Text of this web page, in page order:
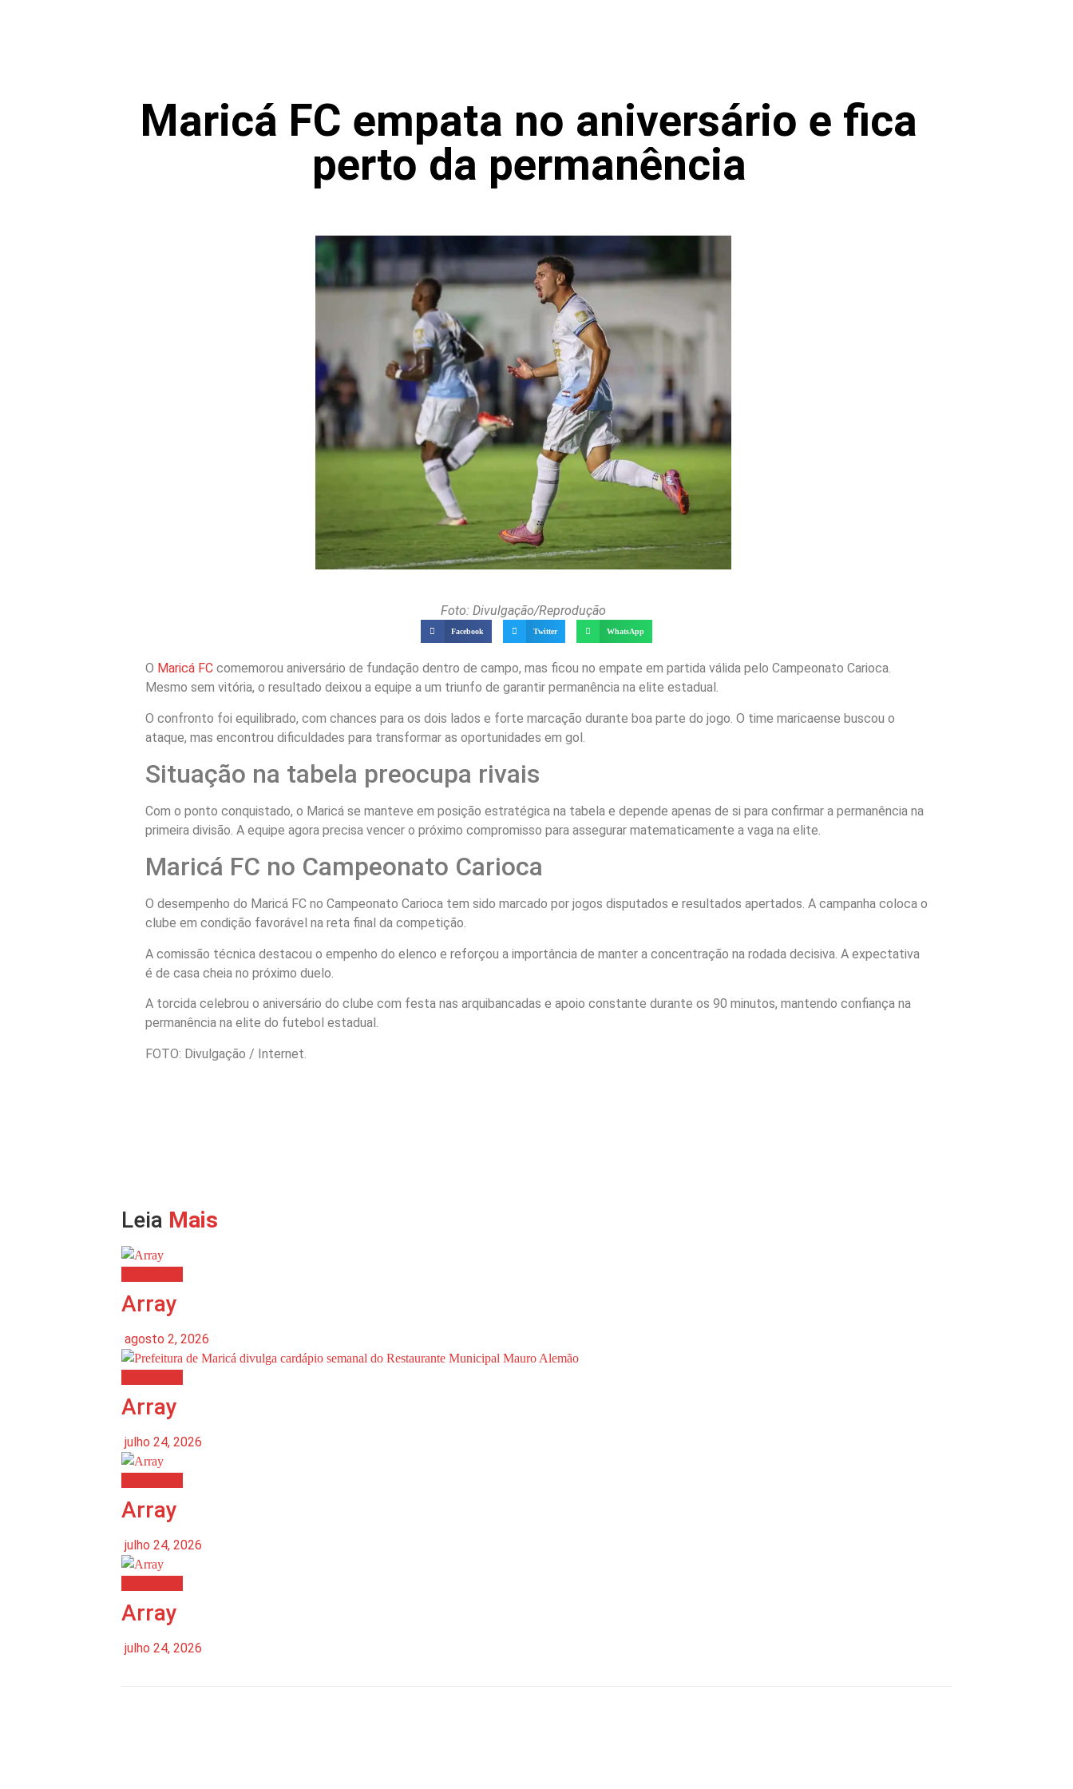
Maricá FC empata no aniversário e fica
perto da permanência
Foto: Divulgação/Reprodução
Facebook Twitter WhatsApp
O Maricá FC comemorou aniversário de fundação dentro de campo, mas ficou no empate em partida válida pelo Campeonato Carioca.
Mesmo sem vitória, o resultado deixou a equipe a um triunfo de garantir permanência na elite estadual.
O confronto foi equilibrado, com chances para os dois lados e forte marcação durante boa parte do jogo. O time maricaense buscou o
ataque, mas encontrou dificuldades para transformar as oportunidades em gol.
Situação na tabela preocupa rivais
Com o ponto conquistado, o Maricá se manteve em posição estratégica na tabela e depende apenas de si para confirmar a permanência na
primeira divisão. A equipe agora precisa vencer o próximo compromisso para assegurar matematicamente a vaga na elite.
Maricá FC no Campeonato Carioca
O desempenho do Maricá FC no Campeonato Carioca tem sido marcado por jogos disputados e resultados apertados. A campanha coloca o
clube em condição favorável na reta final da competição.
A comissão técnica destacou o empenho do elenco e reforçou a importância de manter a concentração na rodada decisiva. A expectativa
é de casa cheia no próximo duelo.
A torcida celebrou o aniversário do clube com festa nas arquibancadas e apoio constante durante os 90 minutos, mantendo confiança na
permanência na elite do futebol estadual.
FOTO: Divulgação / Internet.
Leia Mais
Array
agosto 2, 2026
Array
julho 24, 2026
Array
julho 24, 2026
Array
julho 24, 2026